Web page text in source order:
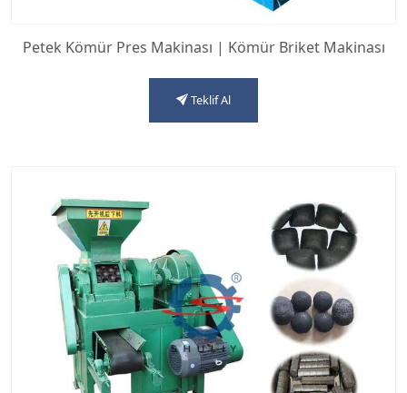
Petek Kömür Pres Makinası | Kömür Briket Makinası
Teklif Al